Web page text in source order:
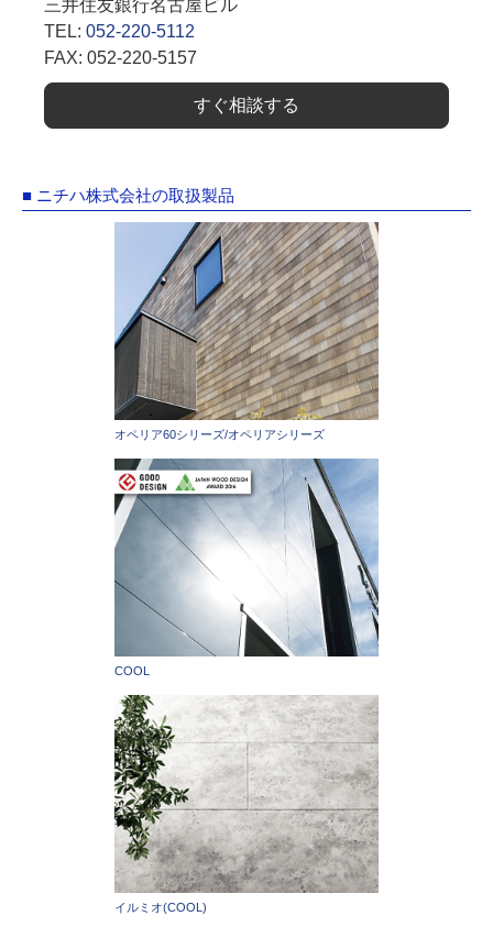
三井住友銀行名古屋ビル
TEL: 052-220-5112
FAX: 052-220-5157
すぐ相談する
■ ニチハ株式会社の取扱製品
オペリア60シリーズ/オペリアシリーズ
COOL
イルミオ(COOL)